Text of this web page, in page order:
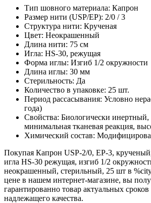
Тип шовного материала: Капрон
Размер нити (USP/EP): 2/0 / 3
Структура нити: Крученая
Цвет: Неокрашенный
Длина нити: 75 см
Игла: HS-30, режущая
Форма иглы: Изгиб 1/2 окружности
Длина иглы: 30 мм
Стерильность: Да
Количество в упаковке: 25 шт.
Период рассасывания: Условно
года)
Свойства: Биологически
минимальная тканевая реакция,
Химический состав:
Покупая Капрон USP-2/0, ЕР-3,
игла HS-30 режущая, изгиб 1/2
неокрашенный, стерильный, 25 шт в
цене в нашем интернет-магазине, вы
гарантированно товар актуальных
надлежащего качества.